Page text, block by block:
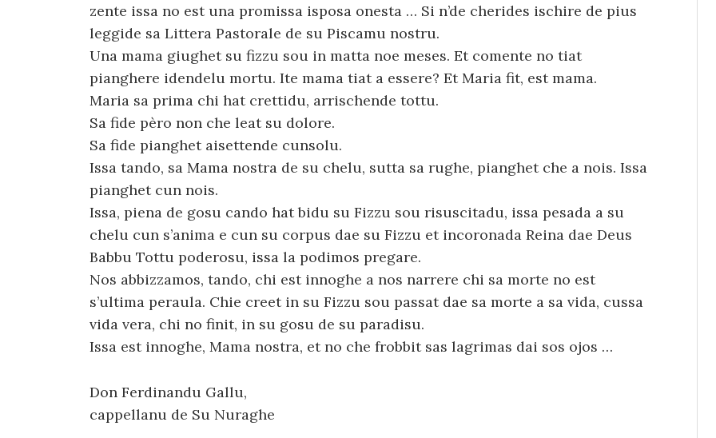
zente issa no est una promissa isposa onesta … Si n’de cherides ischire de pius
leggide sa Littera Pastorale de su Piscamu nostru.
Una mama giughet su fizzu sou in matta noe meses. Et comente no tiat
pianghere idendelu mortu. Ite mama tiat a essere? Et Maria fit, est mama.
Maria sa prima chi hat crettidu, arrischende tottu.
Sa fide pèro non che leat su dolore.
Sa fide pianghet aisettende cunsolu.
Issa tando, sa Mama nostra de su chelu, sutta sa rughe, pianghet che a nois. Issa
pianghet cun nois.
Issa, piena de gosu cando hat bidu su Fizzu sou risuscitadu, issa pesada a su
chelu cun s’anima e cun su corpus dae su Fizzu et incoronada Reina dae Deus
Babbu Tottu poderosu, issa la podimos pregare.
Nos abbizzamos, tando, chi est innoghe a nos narrere chi sa morte no est
s’ultima peraula. Chie creet in su Fizzu sou passat dae sa morte a sa vida, cussa
vida vera, chi no finit, in su gosu de su paradisu.
Issa est innoghe, Mama nostra, et no che frobbit sas lagrimas dai sos ojos …
Don Ferdinandu Gallu,
cappellanu de Su Nuraghe